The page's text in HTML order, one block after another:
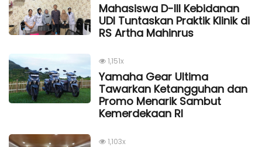
Mahasiswa D-III Kebidanan
UDI Tuntaskan Praktik Klinik di
RS Artha Mahinrus
1,151x
Yamaha Gear Ultima
Tawarkan Ketangguhan dan
Promo Menarik Sambut
Kemerdekaan Rl
1,103x